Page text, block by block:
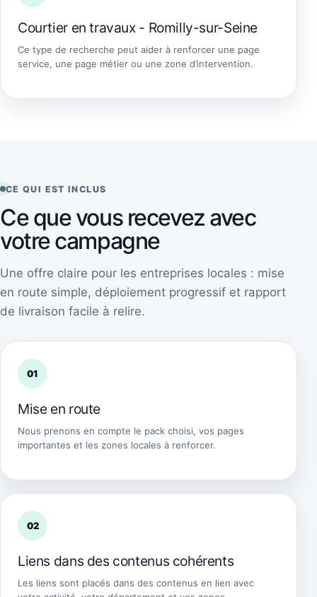
Courtier en travaux - Romilly-sur-Seine
Ce type de recherche peut aider à renforcer une page
service, une page métier ou une zone d’intervention.
CE QUI EST INCLUS
Ce que vous recevez avec
votre campagne
Une offre claire pour les entreprises locales : mise
en route simple, déploiement progressif et rapport
de livraison facile à relire.
01
Mise en route
Nous prenons en compte le pack choisi, vos pages
importantes et les zones locales à renforcer.
02
Liens dans des contenus cohérents
Les liens sont placés dans des contenus en lien avec